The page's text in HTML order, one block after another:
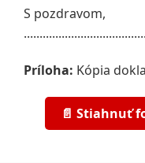
S pozdravom,
Príloha: Kópia
📄 Stiahnuť